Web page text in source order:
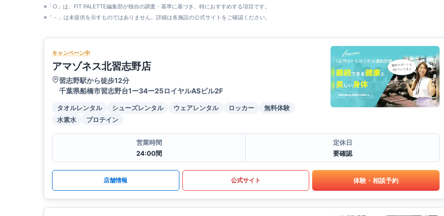
※「○」は、FIT PALETTE編集部が独自の調査・基準に基づき、特におすすめする項目です。
※「－」は未提供を示すものではありません。詳細は各施設の公式サイトをご確認ください。
キャンペーン中
アマゾネス北習志野店
習志野駅から徒歩12分
千葉県船橋市習志野台1ー34ー25ロイヤルASビル2F
タオルレンタル シューズレンタル ウェアレンタル ロッカー
無料体験
水素水
プロテイン
営業時間
24:00間
定休日
要確認
店舗情報 公式サイト 体験・相談予約